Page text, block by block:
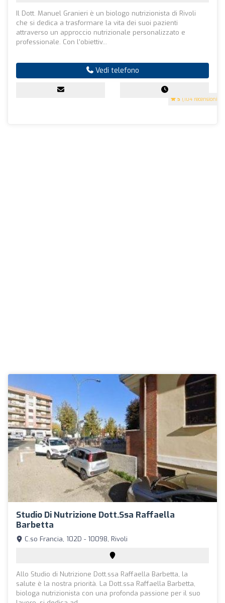
5 (104 recensioni)
Il Dott. Manuel Granieri è un biologo nutrizionista di Rivoli
che si dedica a trasformare la vita dei suoi pazienti
attraverso un approccio nutrizionale personalizzato e
professionale. Con l'obiettiv...
Vedi telefono
Studio Di Nutrizione Dott.ssa Raffaella
Barbetta
C.so Francia, 102D - 10098, Rivoli
Allo Studio di Nutrizione Dott.ssa Raffaella Barbetta, la
salute è la nostra priorità. La Dott.ssa Raffaella Barbetta,
biologa nutrizionista con una profonda passione per il suo